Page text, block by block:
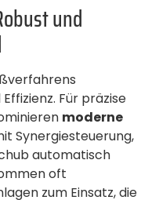
und
Für präzise
moderne
Synergiesteuerung,
automatisch
oft
zum Einsatz, die